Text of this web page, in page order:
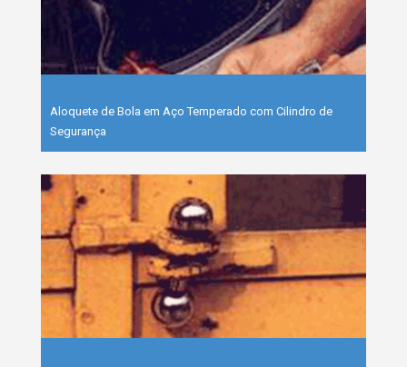
Aloquete de Bola em Aço Temperado com Cilindro de
Segurança